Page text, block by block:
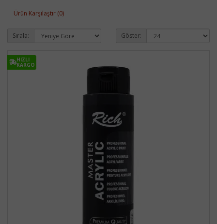
Ürün Karşılaştır (0)
Sırala: Göster:
HIZLI
KARGO
HIZLI
KARGO